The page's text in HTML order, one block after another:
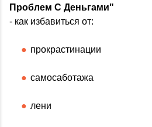
Проблем С Деньгами"
- как избавиться от:
прокрастинации
самосаботажа
лени